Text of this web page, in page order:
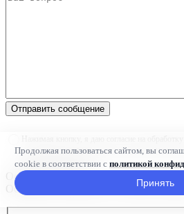
Отправить сообщение
соответствии с Федеральным законом
конфиденциальности
Оставить отзыв
Оставьте свое мнение о нашей
Продолжая пользоваться сайтом, вы
cookie в соответствии с политикой
Принять